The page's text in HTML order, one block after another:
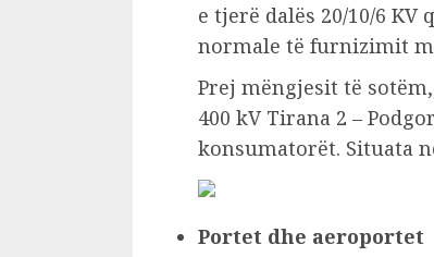
e tjerë dalës 20/10/6
normale të furnizimit
Prej mëngjesit të
400 kV Tirana 2 –
konsumatorët. Situata
Portet dhe aeroportet